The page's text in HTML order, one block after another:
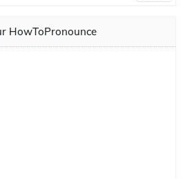
HowToPronounce